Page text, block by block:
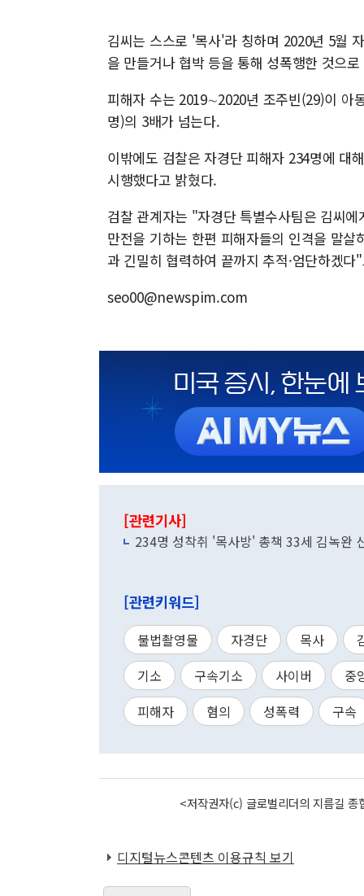
김씨는 스스로 '목사'라 칭하며 2020년 5월
을 만들거나 협박 등을 통해 성폭행한 것으
피해자 수는 2019∼2020년 조주빈(29)이 아
명)의 3배가 넘는다.
이밖에도 검찰은 자경단 피해자 234명에 대
시행했다고 밝혔다.
검찰 관계자는 "자경단 특별수사팀은 김씨
만전을 기하는 한편 피해자들의 인격을 말
과 긴밀히 협력하여 끝까지 추적·엄단하겠
seo00@newspim.com
[관련기사]
234명 성착취 '목사방' 총책 33세 김녹완
[관련키워드]
불법촬영물 자경단 목사
기소
구속기소 사이버
중
피해자
혐의 성폭력 구속
<저작권자(c) 글로벌리더의 지름길
디지털뉴스콘텐츠 이용규칙 보기